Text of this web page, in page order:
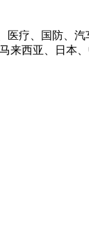
疗、国防、汽
来西亚、日本